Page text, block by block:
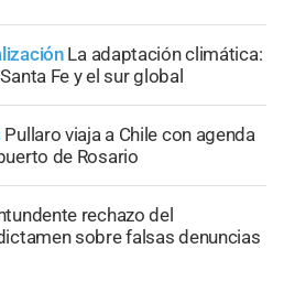
La adaptación climática:
Fe y el sur global
Pullaro viaja a Chile con agenda
de Rosario
rechazo del
sobre falsas denuncias